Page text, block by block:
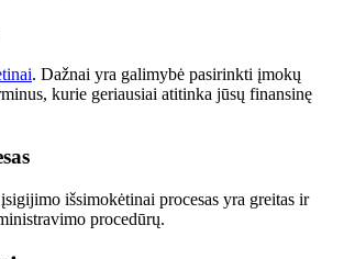
. Dažnai yra galimybė pasirinkti įmokų
kurie geriausiai atitinka jūsų finansinę
išsimokėtinai procesas yra greitas ir
procedūrų.